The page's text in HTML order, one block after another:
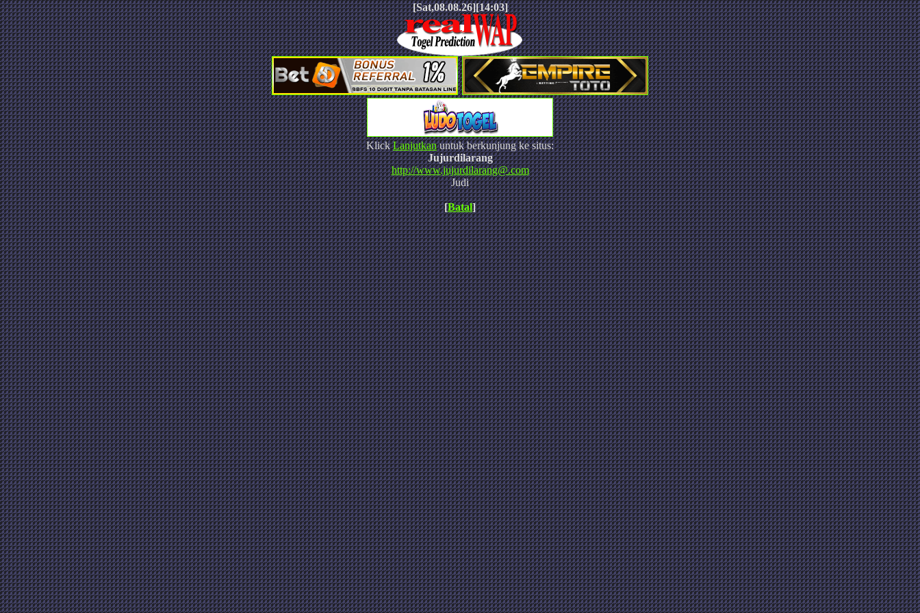
[Sat,08.08.26][14:03]
KlickLanjutkanuntuk berkunjung ke situs:
Jujurdilarang
http://www.jujurdilarang@.com
Judi
[Batal]